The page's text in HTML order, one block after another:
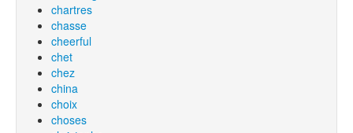
chartres
chasse
cheerful
chet
chez
china
choix
choses